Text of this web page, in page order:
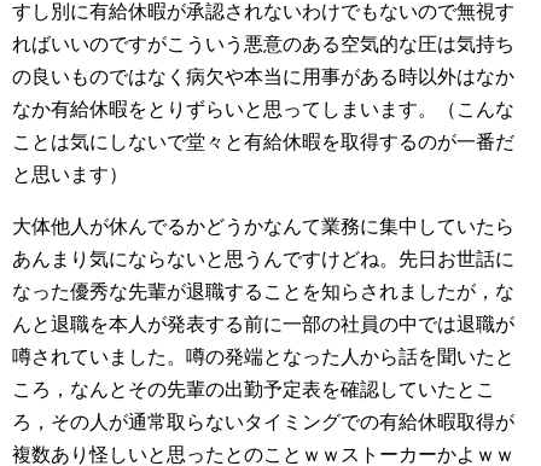
すし別に有給休暇が承認されないわけでもないので無視す
ればいいのですがこういう悪意のある空気的な圧は気持ち
の良いものではなく病欠や本当に用事がある時以外はなか
なか有給休暇をとりずらいと思ってしまいます。（こんな
ことは気にしないで堂々と有給休暇を取得するのが一番だ
と思います）
大体他人が休んでるかどうかなんて業務に集中していたら
あんまり気にならないと思うんですけどね。先日お世話に
なった優秀な先輩が退職することを知らされましたが，な
んと退職を本人が発表する前に一部の社員の中では退職が
噂されていました。噂の発端となった人から話を聞いたと
ころ，なんとその先輩の出勤予定表を確認していたとこ
ろ，その人が通常取らないタイミングでの有給休暇取得が
複数あり怪しいと思ったとのことｗｗストーカーかよｗｗ